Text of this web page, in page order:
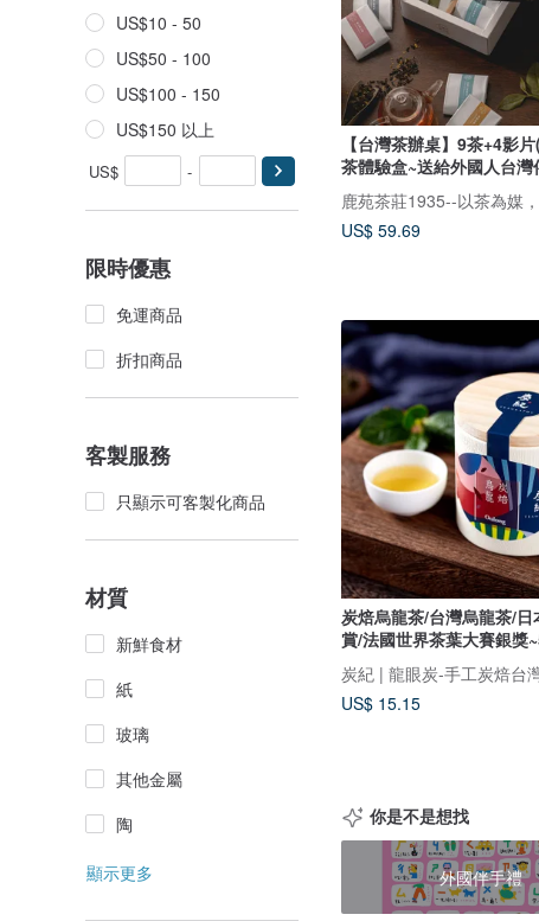
US$10 - 50
US$50 - 100
US$100 - 150
US$150 以上
US$ -
限時優惠
免運商品
折扣商品
客製服務
只顯示可客製化商品
材質
新鮮食材
紙
玻璃
其他金屬
陶
顯示更多
【台灣茶辦桌】9茶+4影
茶體驗盒~送給外國人台灣
US$ 59.69
炭焙烏龍茶/台灣烏龍茶/日
賞/法國世界茶葉大賽銀獎
炭紀 | 龍眼炭-手工炭焙台
US$ 15.15
你是不是想找
外國伴手禮